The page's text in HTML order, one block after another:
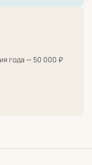
года — 50 000 ₽